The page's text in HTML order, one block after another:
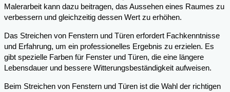
Malerarbeit kann dazu beitragen, das Aussehen eines Raumes zu
verbessern und gleichzeitig dessen Wert zu erhöhen.
Das Streichen von Fenstern und Türen erfordert Fachkenntnisse
und Erfahrung, um ein professionelles Ergebnis zu erzielen. Es
gibt spezielle Farben für Fenster und Türen, die eine längere
Lebensdauer und bessere Witterungsbeständigkeit aufweisen.
Beim Streichen von Fenstern und Türen ist die Wahl der richtigen